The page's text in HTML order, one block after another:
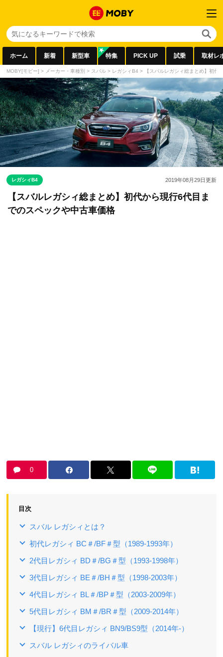
ホーム 新着 新型車 特集 PICK UP 試乗 取材レ
MOBY[モビー] > メーカー・車種別 > スバル > レガシィB4 > 【スバルレガシィ総まとめ】初
レガシィB4 2019年08月29日更新
【スバルレガシィ総まとめ】初代から現行6代目ま
でのスペックや中古車価格
0
目次
スバル レガシィとは？
初代レガシィ BC＃/BF＃型（1989-1993年）
2代目レガシィ BD＃/BG＃型（1993-1998年）
3代目レガシィ BE＃/BH＃型（1998-2003年）
4代目レガシィ BL＃/BP＃型（2003-2009年）
5代目レガシィ BM＃/BR＃型（2009-2014年）
【現行】6代目レガシィ BN9/BS9型（2014年-）
スバル レガシィのライバル車